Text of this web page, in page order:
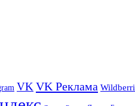
VKVK Реклама